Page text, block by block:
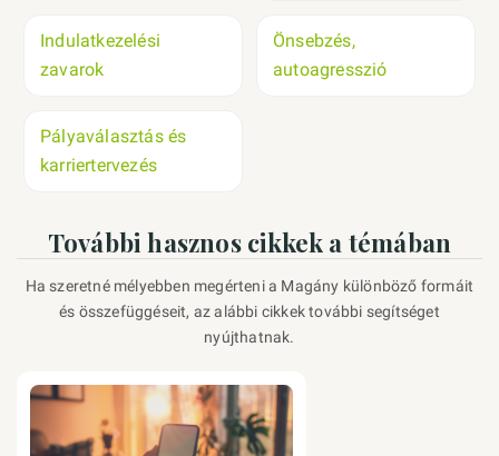
Indulatkezelési
zavarok
Önsebzés,
autoagresszió
Pályaválasztás és
karriertervezés
További hasznos cikkek a témában
Ha szeretné mélyebben megérteni a Magány különböző formáit
és összefüggéseit, az alábbi cikkek további segítséget
nyújthatnak.